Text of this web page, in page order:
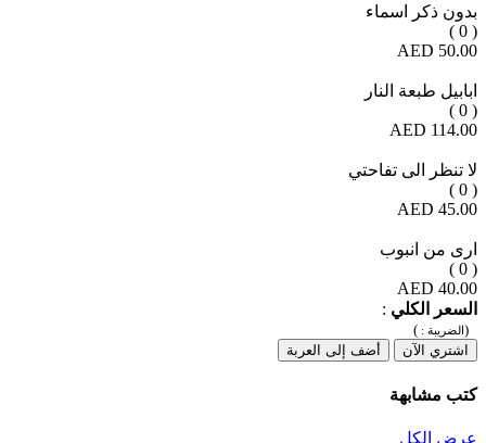
بدون ذكر اسماء
( 0 )
50.00 AED
ابابيل طبعة النار
( 0 )
114.00 AED
لا تنظر الى تفاحتي
( 0 )
45.00 AED
ارى من انبوب
( 0 )
40.00 AED
السعر الكلي :
(الضريبة : )
اشتري الآن
أضف إلى العربة
كتب مشابهة
عرض الكل